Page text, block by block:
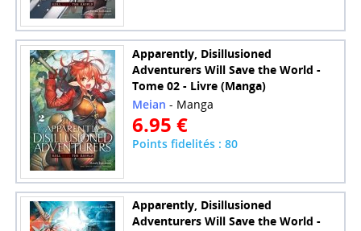
Apparently, Disillusioned
Adventurers Will Save the World -
Tome 02 - Livre (Manga)
Meian - Manga
6.95 €
Points fidelités : 80
Apparently, Disillusioned
Adventurers Will Save the World -